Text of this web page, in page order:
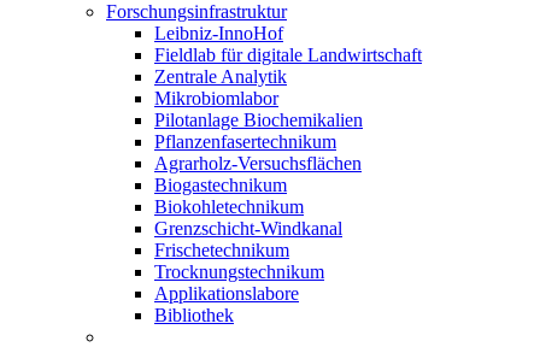
Forschungsinfrastruktur
Leibniz-InnoHof
Fieldlab für digitale Landwirtschaft
Zentrale Analytik
Mikrobiomlabor
Pilotanlage Biochemikalien
Pflanzenfasertechnikum
Agrarholz-Versuchsflächen
Biogastechnikum
Biokohletechnikum
Grenzschicht-Windkanal
Frischetechnikum
Trocknungstechnikum
Applikationslabore
Bibliothek